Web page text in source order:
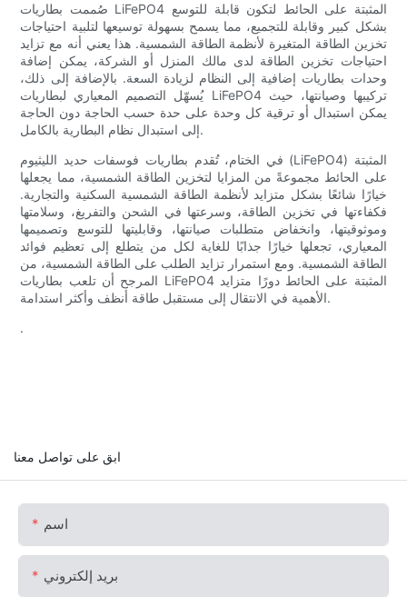
صُممت بطاريات LiFePO4 المثبتة على الحائط لتكون قابلة للتوسع
بشكل كبير وقابلة للتجميع، مما يسمح بسهولة توسيعها لتلبية احتياجات
تخزين الطاقة المتغيرة لأنظمة الطاقة الشمسية. هذا يعني أنه مع تزايد
احتياجات تخزين الطاقة لدى مالك المنزل أو الشركة، يمكن إضافة
وحدات بطاريات إضافية إلى النظام لزيادة السعة. بالإضافة إلى ذلك،
يُسهّل التصميم المعياري لبطاريات LiFePO4 تركيبها وصيانتها، حيث
يمكن استبدال أو ترقية كل وحدة على حدة حسب الحاجة دون الحاجة
إلى استبدال نظام البطارية بالكامل.
في الختام، تُقدم بطاريات فوسفات حديد الليثيوم (LiFePO4) المثبتة
على الحائط مجموعةً من المزايا لتخزين الطاقة الشمسية، مما يجعلها
خيارًا شائعًا بشكل متزايد لأنظمة الطاقة الشمسية السكنية والتجارية.
فكفاءتها في تخزين الطاقة، وسرعتها في الشحن والتفريغ، وسلامتها
وموثوقيتها، وانخفاض متطلبات صيانتها، وقابليتها للتوسع وتصميمها
المعياري، تجعلها خيارًا جذابًا للغاية لكل من يتطلع إلى تعظيم فوائد
الطاقة الشمسية. ومع استمرار تزايد الطلب على الطاقة الشمسية، من
المرجح أن تلعب بطاريات LiFePO4 المثبتة على الحائط دورًا متزايد
الأهمية في الانتقال إلى مستقبل طاقة أنظف وأكثر استدامة.
.
ابق على تواصل معنا
اسم
بريد إلكتروني